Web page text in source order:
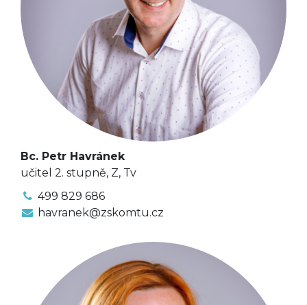
Bc. Petr Havránek
učitel 2. stupně, Z, Tv
499 829 686
havranek@zskomtu.cz